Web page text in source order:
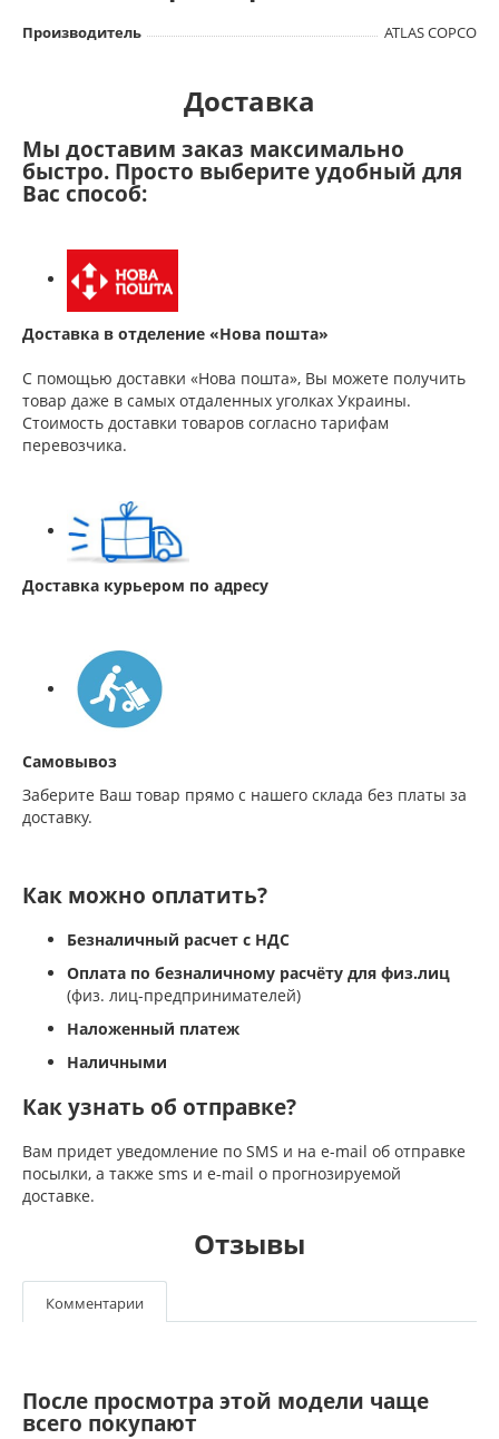
Производитель ATLAS COPCO
Доставка
Мы доставим заказ максимально
быстро. Просто выберите удобный для
Вас способ:
Доставка в отделение «Нова пошта»
С помощью доставки «Нова пошта», Вы можете получить
товар даже в самых отдаленных уголках Украины.
Стоимость доставки товаров согласно тарифам
перевозчика.
Доставка курьером по адресу
Самовывоз
Заберите Ваш товар прямо с нашего склада без платы за
доставку.
Как можно оплатить?
Безналичный расчет с НДС
Оплата по безналичному расчёту для физ.лиц
(физ. лиц-предпринимателей)
Наложенный платеж
Наличными
Как узнать об отправке?
Вам придет уведомление по SMS и на e-mail об отправке
посылки, а также sms и e-mail о прогнозируемой
доставке.
Отзывы
Комментарии
После просмотра этой модели чаще
всего покупают